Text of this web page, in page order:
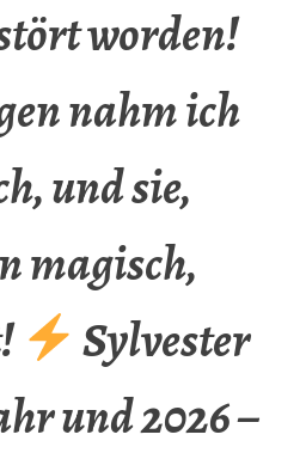
worden!
nahm ich
und sie,
magisch,
Sylvester
und 2026 –